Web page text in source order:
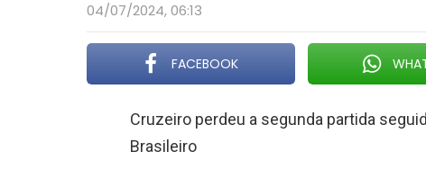
04/07/2024, 06:13
FACEBOOK
Cruzeiro perdeu a segunda partida
Brasileiro